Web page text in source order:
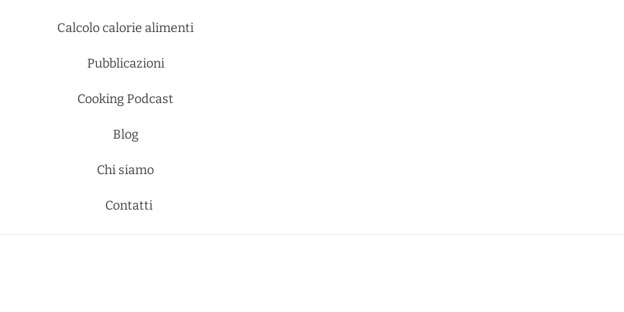
Calcolo calorie alimenti
Pubblicazioni
Cooking Podcast
Blog
Chi siamo
Contatti